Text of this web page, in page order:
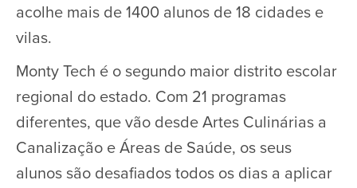
acolhe mais de 1400 alunos de 18 cidades e
vilas.
Monty Tech é o segundo maior distrito escolar
regional do estado. Com 21 programas
diferentes, que vão desde Artes Culinárias a
Canalização e Áreas de Saúde, os seus
alunos são desafiados todos os dias a aplicar